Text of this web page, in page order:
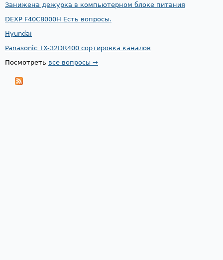
Занижена дежурка в компьютерном блоке питания
DEXP F40C8000H Есть вопросы.
Hyundai
Panasonic TX-32DR400 сортировка каналов
Посмотреть все вопросы →